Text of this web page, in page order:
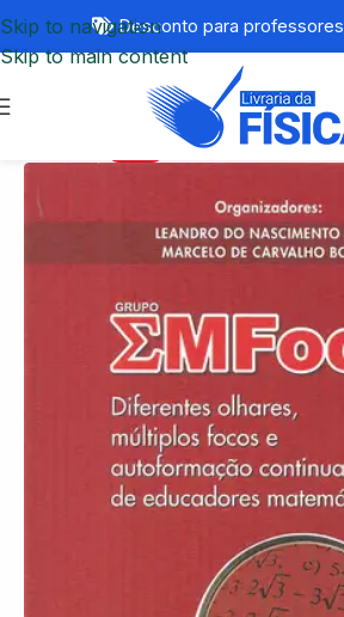
Skip to navigation
Skip to main content
Desconto para professores,